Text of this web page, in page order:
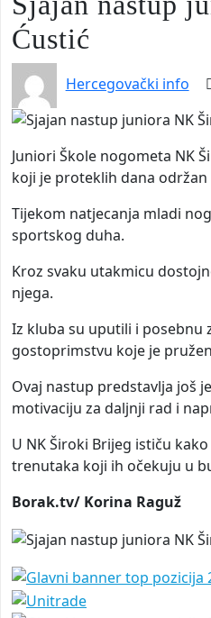
Ćustić
Hercegovački info
Juniori Škole nogometa NK
koji je proteklih dana
Tijekom natjecanja mladi
sportskog duha.
Kroz svaku utakmicu
njega.
Iz kluba su uputili i posebnu
gostoprimstvu koje je
Ovaj nastup predstavlja još
motivaciju za daljnji rad i
U NK Široki Brijeg ističu
trenutaka koji ih očekuju u
Borak.tv/ Korina Raguž